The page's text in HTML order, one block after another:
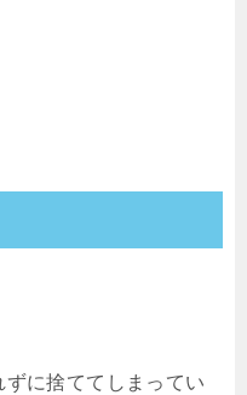
に捨ててしまってい